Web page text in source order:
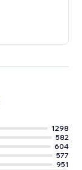
1298
582
604
577
951